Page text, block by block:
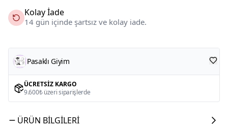
Kolay İade
14 gün içinde şartsız ve kolay iade.
Pasaklı Giyim
ÜCRETSIZ KARGO
9.600₺ üzeri siparişlerde
ÜRÜN BILGILERI